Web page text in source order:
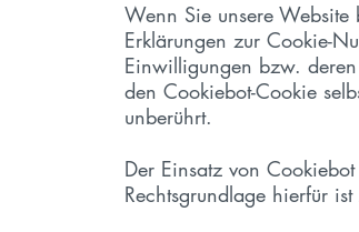
Wenn Sie unsere
Erklärungen zur Cookie-
Einwilligungen bzw.
den Cookiebot-Cookie
unberührt.
Der Einsatz von
Rechtsgrundlage hierfür